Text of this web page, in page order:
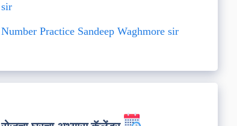
sir
Number Practice Sandeep Waghmore sir